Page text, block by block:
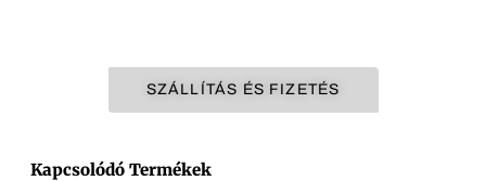
SZÁLLÍTÁS ÉS FIZETÉS
Kapcsolódó Termékek